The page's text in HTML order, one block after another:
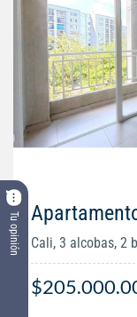
Tu opinión Cali, 3 alcobas, 2